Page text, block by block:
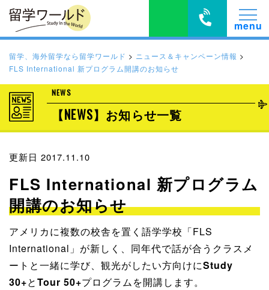
留学、海外留学なら留学ワールド > ニュース＆キャンペーン情報 >
FLS International 新プログラム開講のお知らせ
NEWS
【NEWS】お知らせ一覧
更新日 2017.11.10
FLS International 新プログラム
開講のお知らせ
アメリカに複数の校舎を置く語学学校「FLS
International」が新しく、同年代で話が合うクラスメ
ートと一緒に学び、観光がしたい方向けにStudy
30+とTour 50+プログラムを開講します。